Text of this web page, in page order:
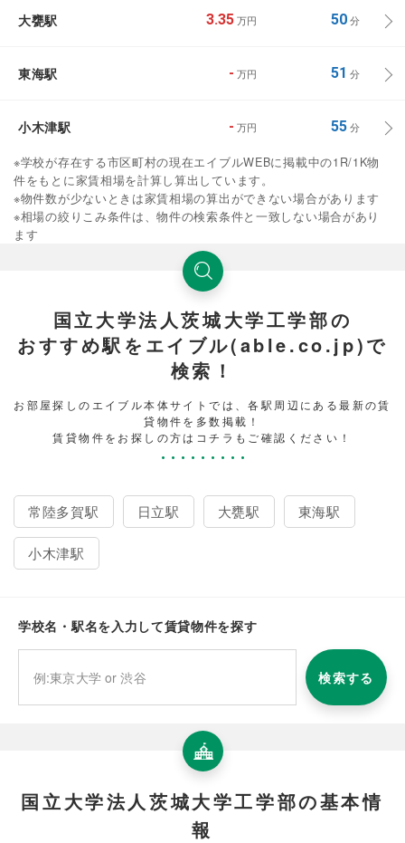
大甕駅 3.35 万円 50分
東海駅 - 万円 51 分
小木津駅 - 万円 55分
※学校が存在する市区町村の現在エイブルWEBに掲載中の1R/1K物
件をもとに家賃相場を計算し算出しています。
※物件数が少ないときは家賃相場の算出ができない場合があります
※相場の絞りこみ条件は、物件の検索条件と一致しない場合があり
ます
国立大学法人茨城大学工学部の
おすすめ駅をエイブル(able.co.jp)で
検索！
お部屋探しのエイブル本体サイトでは、各駅周辺にある最新の賃
貸物件を多数掲載！
賃貸物件をお探しの方はコチラもご確認ください！
常陸多賀駅 日立駅 大甕駅 東海駅
小木津駅
学校名・駅名を入力して賃貸物件を探す
検索する
国立大学法人茨城大学工学部の基本情
報